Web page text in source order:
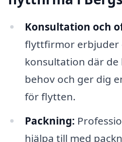
Konsultation och
flyttfirmor erbjuder
konsultation där de
behov och ger dig
för flytten.
Packning:
hjälpa till med